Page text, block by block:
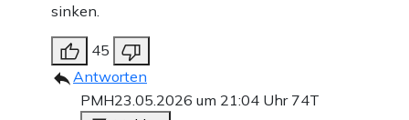
sinken.
45
Antworten
PMH23.05.2026 um 21:04 Uhr 74T